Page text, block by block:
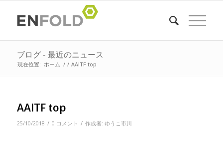
ブログ - 最近のニュース
現在位置: ホーム / / AAITF top
AAITF top
25/10/2018 / 0 コメント / 作成者: ゆうこ市川